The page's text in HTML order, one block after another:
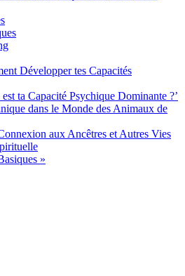
Développer tes Capacités
ta Capacité Psychique Dominante ?’
dans le Monde des Animaux de
aux Ancêtres et Autres Vies
»